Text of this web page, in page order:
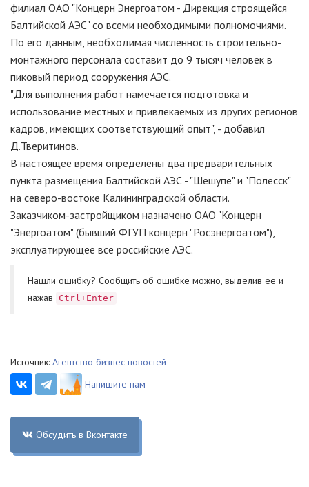
филиал ОАО "Концерн Энергоатом - Дирекция строящейся
Балтийской АЭС" со всеми необходимыми полномочиями.
По его данным, необходимая численность строительно-
монтажного персонала составит до 9 тысяч человек в
пиковый период сооружения АЭС.
"Для выполнения работ намечается подготовка и
использование местных и привлекаемых из других регионов
кадров, имеющих соответствующий опыт", - добавил
Д.Тверитинов.
В настоящее время определены два предварительных
пункта размещения Балтийской АЭС - "Шешупе" и "Полесск"
на северо-востоке Калининградской области.
Заказчиком-застройщиком назначено ОАО "Концерн
"Энергоатом" (бывший ФГУП концерн "Росэнергоатом"),
эксплуатирующее все российские АЭС.
Нашли ошибку? Cообщить об ошибке можно, выделив ее и
нажав
Ctrl+Enter
Источник: Агентство бизнес новостей
Напишите нам
Обсудить в Вконтакте